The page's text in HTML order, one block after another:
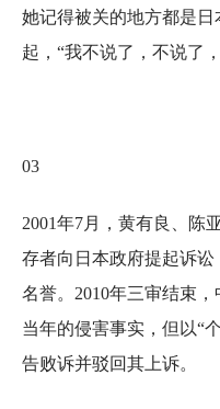
她记得被关的地方都是
起，“我不说了，不说了
03
2001年7月，黄有良、陈
存者向日本政府提起诉
名誉。2010年三审结束
当年的侵害事实，但以“
告败诉并驳回其上诉。